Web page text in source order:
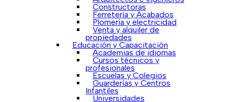
Constructoras
Ferretería y Acabados
Plomería y electricidad
Venta y alquiler de
propiedades
Educación y Capacitación
Academias de idiomas
Cursos técnicos y
profesionales
Escuelas y Colegios
Guarderías y Centros
Infantiles
Universidades